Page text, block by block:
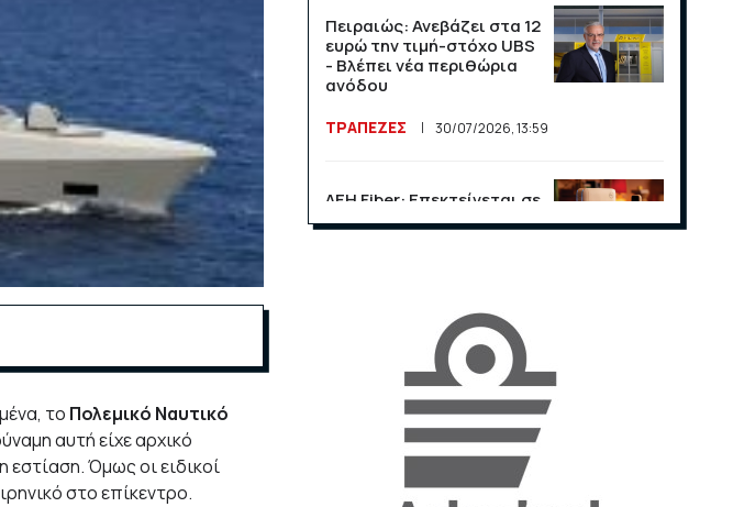
το Πολεμικό Ναυτικό
αυτή είχε αρχικό
Όμως οι ειδικοί
στο επίκεντρο.
Πειραιώς: Ανεβάζει στα 12
ευρώ την τιμή-στόχο UBS
- Βλέπει νέα περιθώρια
ανόδου
ΤΡΑΠΕΖΕΣ 30/07/2026, 13:59
ΔΕΗ Fiber: Επεκτείνεται σε
15 νέες περιοχές σε Αττική
«Η ακρίβεια «γονατίζει»
την κοινωνία - Νέα μεγάλη
έρευνα της Pulse για το
ΟΙΚΟΝΟΜΙΑ 23/07/2026, 12:50